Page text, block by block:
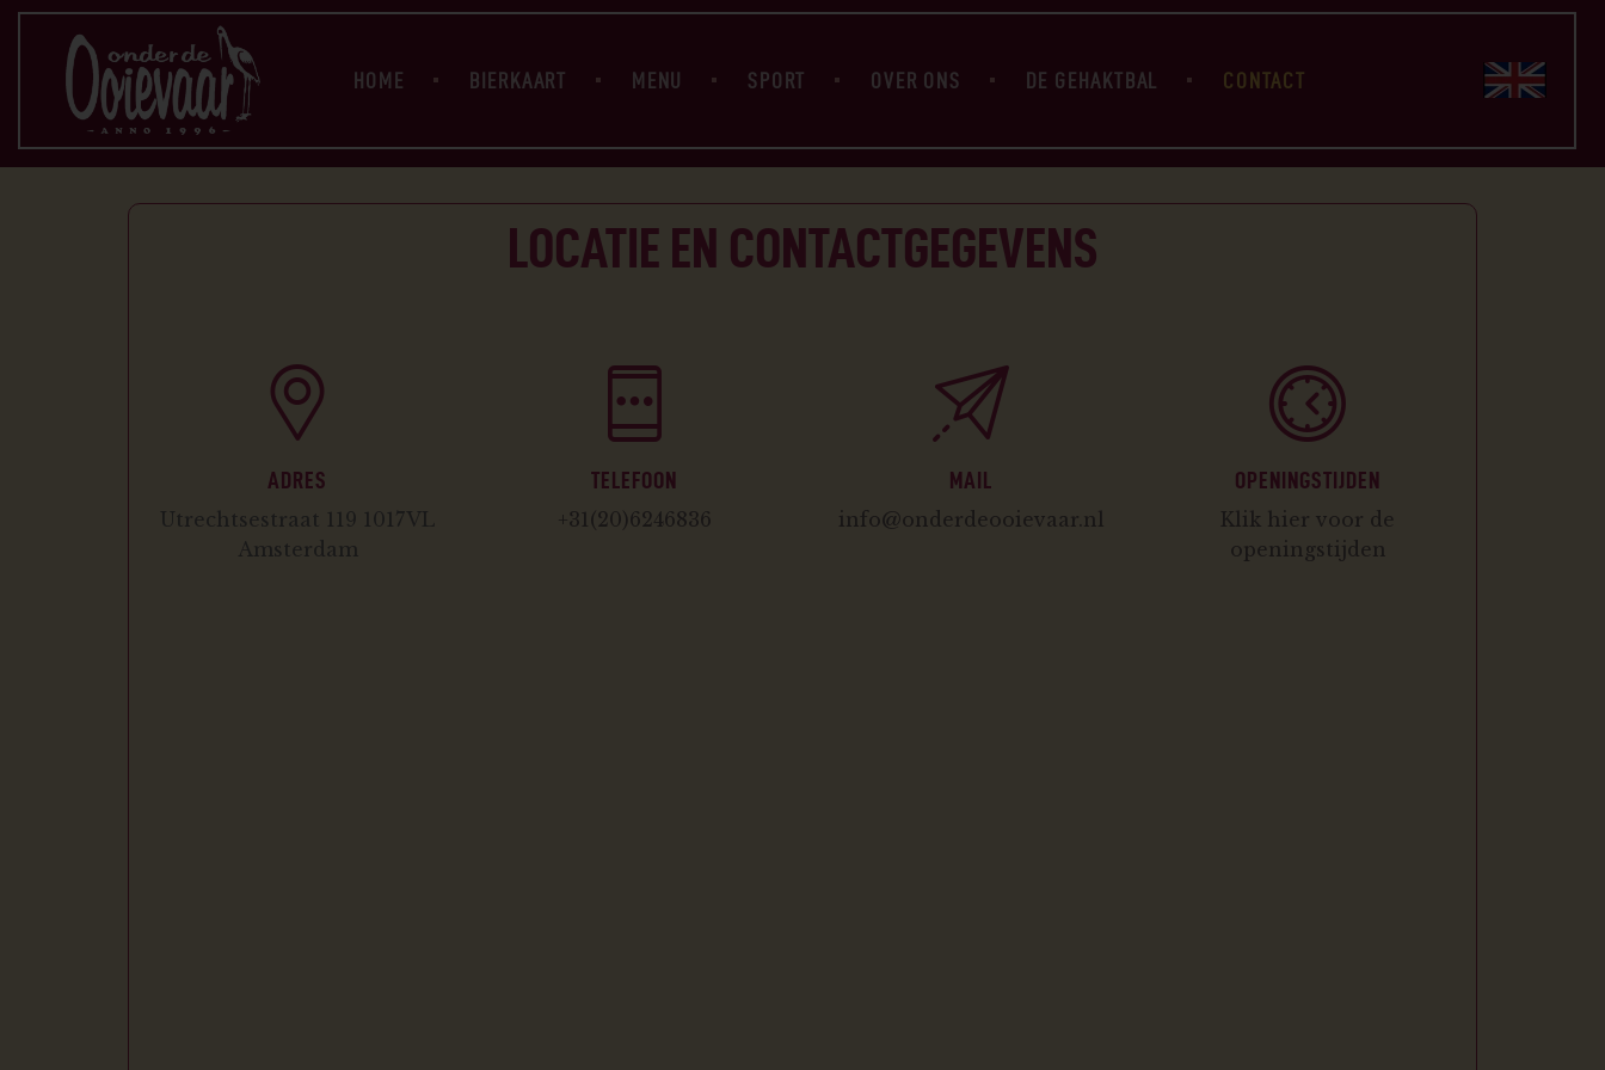
HOME BIERKAART MENU SPORT OVER ONS DE GEHAKTBAL CONTACT
HOME
MENU
CONTACT
LOCATIE EN CONTACTGEGEVENS
ADRES
Utrechtsestraat 119 1017VL
Amsterdam
TELEFOON
+31(20)6246836
MAIL
info@onderdeooievaar.nl
OPENINGSTIJDEN
Klik hier voor de
openingstijden